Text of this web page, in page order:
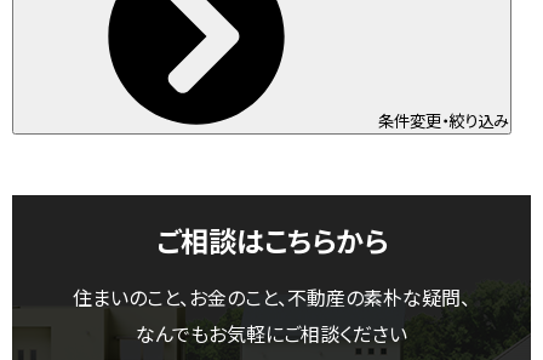
条件変更・絞り込み
ご相談はこちらから
住まいのこと、お金のこと、不動産の素朴な疑問、
なんでもお気軽にご相談ください